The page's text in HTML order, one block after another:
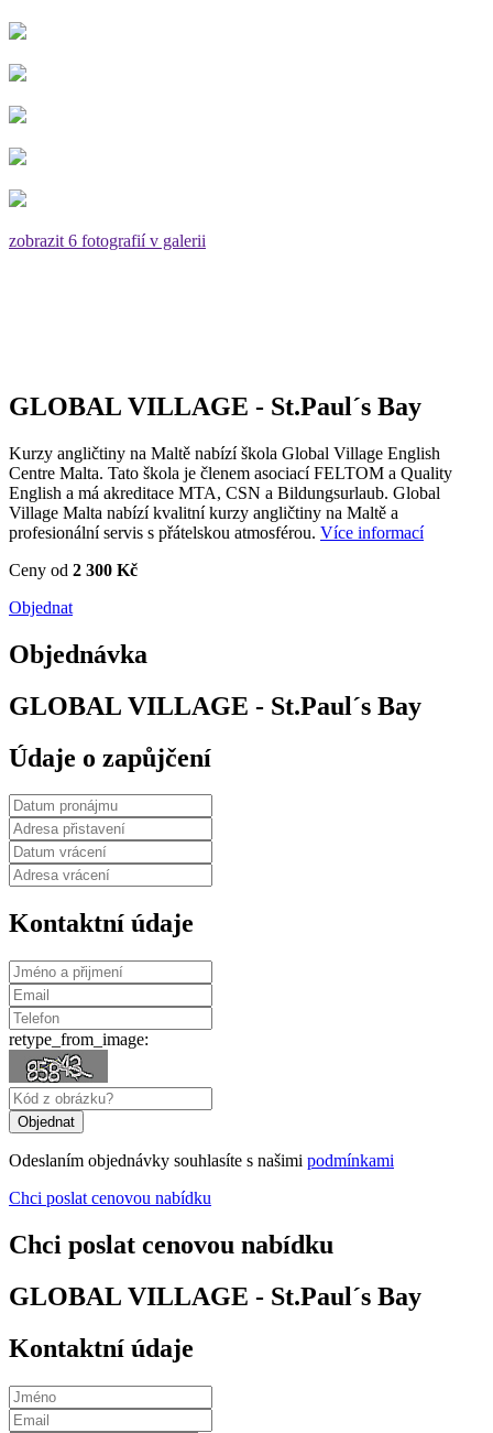
zobrazit 6 fotografií v galerii
GLOBAL VILLAGE - St.Paul´s Bay
Kurzy angličtiny na Maltě nabízí škola Global Village English
Centre Malta. Tato škola je členem asociací FELTOM a Quality
English a má akreditace MTA, CSN a Bildungsurlaub. Global
Village Malta nabízí kvalitní kurzy angličtiny na Maltě a
profesionální servis s přátelskou atmosférou. Více informací
Ceny od 2 300 Kč
Objednat
Objednávka
GLOBAL VILLAGE - St.Paul´s Bay
Údaje o zapůjčení
Kontaktní údaje
retype_from_image:
Odeslaním objednávky souhlasíte s našimi podmínkami
Chci poslat cenovou nabídku
Chci poslat cenovou nabídku
GLOBAL VILLAGE - St.Paul´s Bay
Kontaktní údaje